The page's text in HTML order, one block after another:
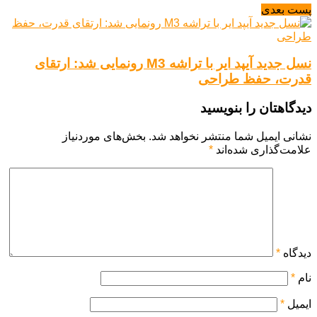
پست بعدی
نسل جدید آیپد ایر با تراشه M3 رونمایی شد: ارتقای
قدرت، حفظ طراحی
دیدگاهتان را بنویسید
نشانی ایمیل شما منتشر نخواهد شد. بخش‌های موردنیاز
علامت‌گذاری شده‌اند *
دیدگاه *
نام *
ایمیل *